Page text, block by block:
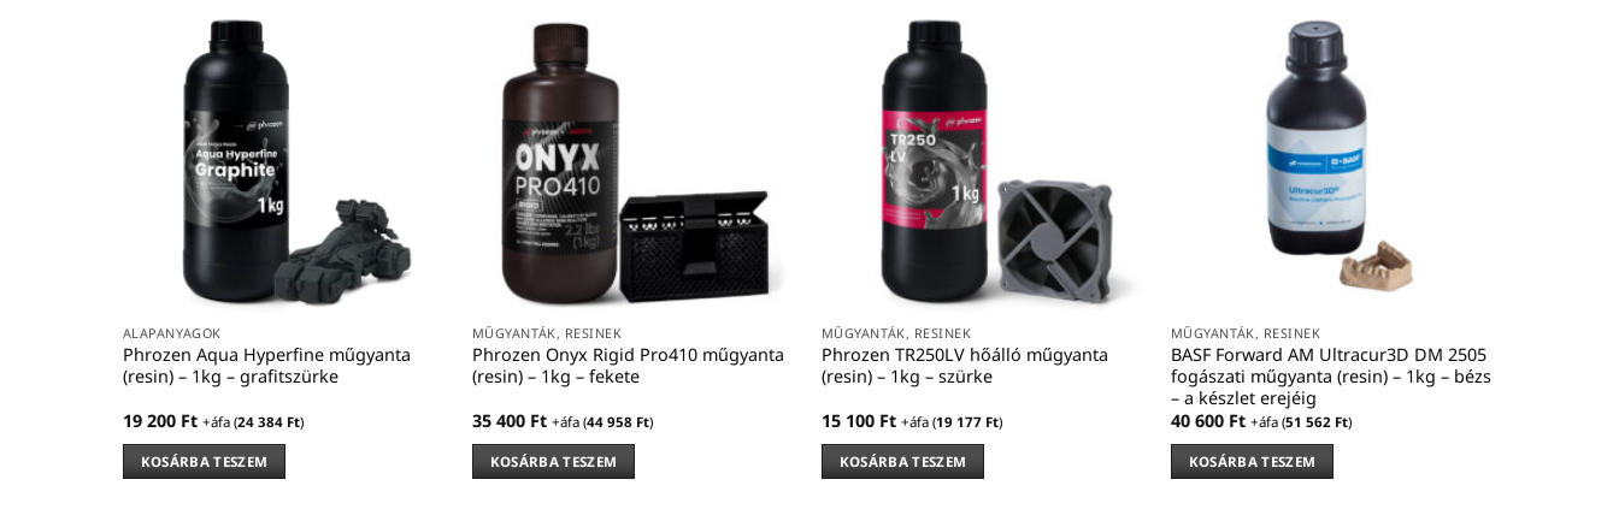
ALAPANYAGOK
Phrozen Aqua Hyperfine műgyanta
(resin) – 1kg – grafitszürke
19 200 Ft +áfa (24 384 Ft)
KOSÁRBA TESZEM
MŰGYANTÁK, RESINEK
Phrozen Onyx Rigid Pro410 műgyanta
(resin) – 1kg – fekete
35 400 Ft +áfa (44 958 Ft)
KOSÁRBA TESZEM
MŰGYANTÁK, RESINEK
Phrozen TR250LV hőálló műgyanta
(resin) – 1kg – szürke
15 100 Ft +áfa (19 177 Ft)
KOSÁRBA TESZEM
MŰGYANTÁK, RESINEK
BASF Forward AM Ultracur3D DM 2505
fogászati műgyanta (resin) – 1kg – bézs
– a készlet erejéig
40 600 Ft +áfa (51 562 Ft)
KOSÁRBA TESZEM